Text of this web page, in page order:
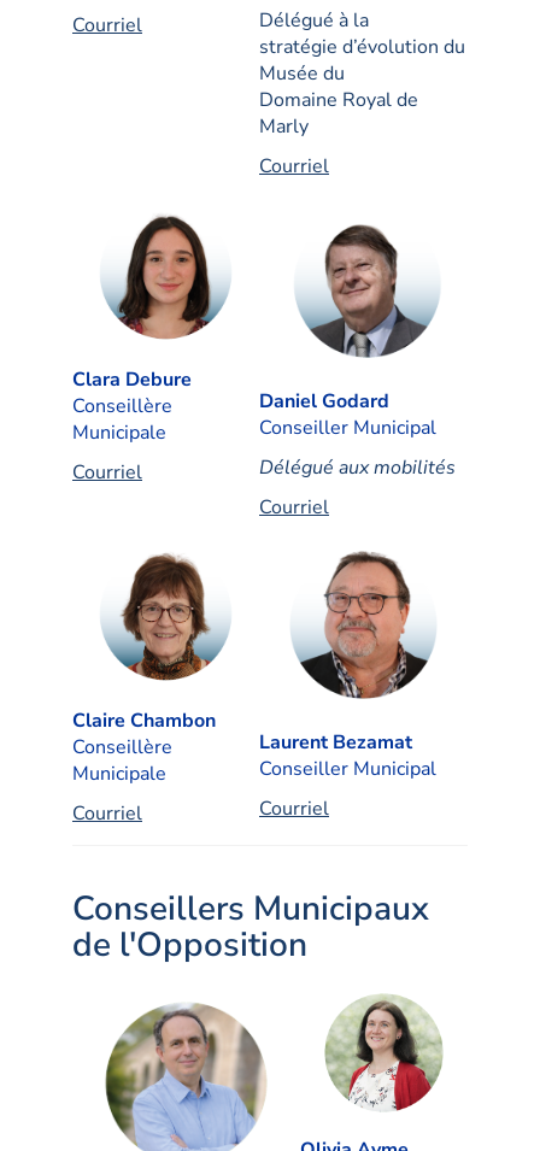
Courriel
Délégué à la
stratégie d’évolution du
Musée du
Domaine Royal de
Marly
Courriel
Clara Debure
Conseillère
Municipale
Courriel
Daniel Godard
Conseiller Municipal
Délégué aux mobilités
Courriel
Claire Chambon
Conseillère
Municipale
Courriel
Laurent Bezamat
Conseiller Municipal
Courriel
Conseillers Municipaux
de l'Opposition